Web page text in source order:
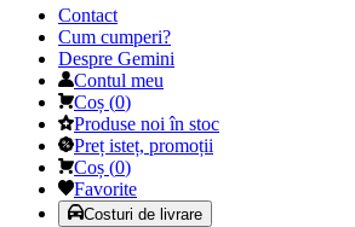
Contact
Cum cumperi?
Despre Gemini
Contul meu
Coș (0)
Produse noi în stoc
Preț isteț, promoții
Coș (0)
Favorite
Costuri de livrare